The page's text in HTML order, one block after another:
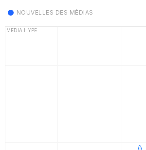
NOUVELLES DES MÉDIAS